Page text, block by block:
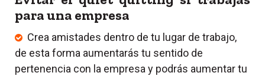
para una empresa
Crea amistades dentro de tu lugar de trabajo,
de esta forma aumentarás tu sentido de
pertenencia con la empresa y podrás aumentar tu